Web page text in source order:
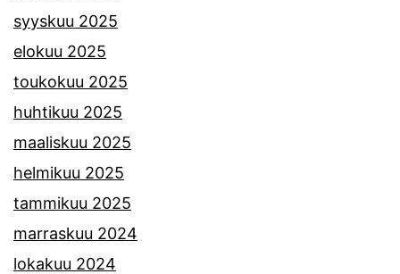
syyskuu 2025
elokuu 2025
toukokuu 2025
huhtikuu 2025
maaliskuu 2025
helmikuu 2025
tammikuu 2025
marraskuu 2024
lokakuu 2024